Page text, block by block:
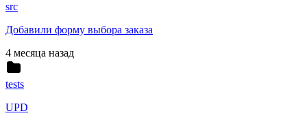
src
Добавили форму выбора заказа
4 месяца назад
tests
UPD